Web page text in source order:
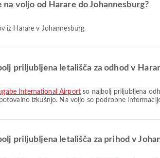
na voljo od Harare do Johannesburg?
iz Harare v Johannesburg.
priljubljena letališča za odhod v
International Airport so najbolj priljubljena
izkušnjo. Na voljo so podrobne
priljubljena letališča za prihod v